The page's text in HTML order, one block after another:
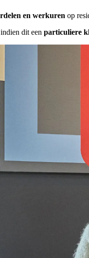
en werkuren op
dit een particuliere